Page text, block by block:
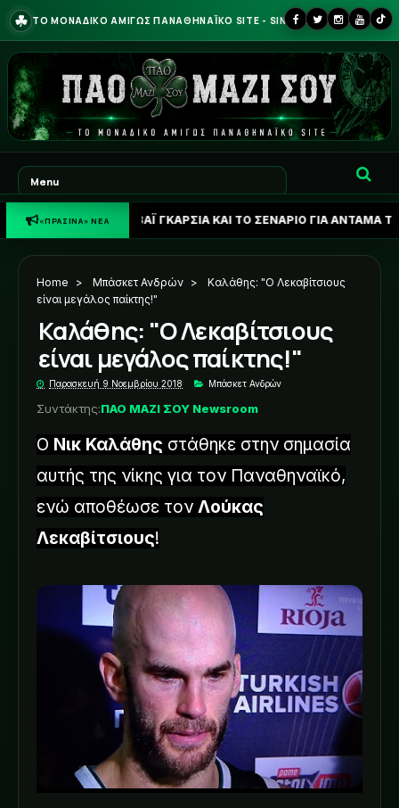
☘ ΤΟ ΜΟΝΑΔΙΚΟ ΑΜΙΓΩΣ ΠΑΝΑΘΗΝΑΪΚΟ SITE - SINCE 2013
«ΠΡΑΣΙΝΑ» ΝΕΑ
ΓΙΑ ΛΙΒΑΪ ΓΚΑΡΣΙΑ ΚΑΙ ΤΟ ΣΕΝΑΡΙΟ ΓΙΑ ΑΝΤΑΜΑ ΤΡΑΟΡΕ
Home > Μπάσκετ Ανδρών >
Καλάθης: "Ο Λεκαβίτσιους
είναι μεγάλος παίκτης!"
Καλάθης: "Ο Λεκαβίτσιους
είναι μεγάλος παίκτης!"
Παρασκευή 9 Νοεμβρίου 2018 Μπάσκετ Ανδρών
Συντάκτης:ΠΑΟ ΜΑΖΙ ΣΟΥ Newsroom
Ο Νικ Καλάθης στάθηκε στην σημασία
αυτής της νίκης για τον Παναθηναϊκό,
ενώ αποθέωσε τον Λούκας
Λεκαβίτσιους!